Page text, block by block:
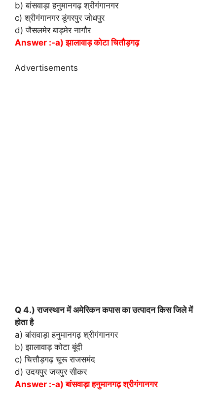
b) बांसवाड़ा हनुमानगढ़ श्रीगंगानगर
c) श्रीगंगानगर डूंगरपुर जोधपुर
d) जैसलमेर बाड़मेर नागौर
Answer :-a) झालावाड़ कोटा चितौड़गढ़
Advertisements
Q 4.) राजस्थान में अमेरिकन कपास का उत्पादन किस जिले में
होता है
a) बांसवाड़ा हनुमानगढ़ श्रीगंगानगर
b) झालावाड़ कोटा बूंदी
c) चित्तौड़गढ़ चूरू राजसमंद
d) उदयपुर जयपुर सीकर
Answer :-a) बांसवाड़ा हनुमानगढ़ श्रीगंगानगर